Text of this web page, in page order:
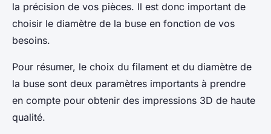
la précision de vos pièces. Il est donc important de
choisir le diamètre de la buse en fonction de vos
besoins.
Pour résumer, le choix du filament et du diamètre de
la buse sont deux paramètres importants à prendre
en compte pour obtenir des impressions 3D de haute
qualité.